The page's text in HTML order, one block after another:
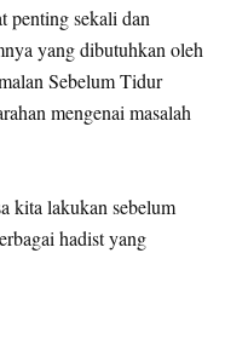
penting sekali dan
yang dibutuhkan oleh
Sebelum Tidur
mengenai masalah
kita lakukan sebelum
hadist yang